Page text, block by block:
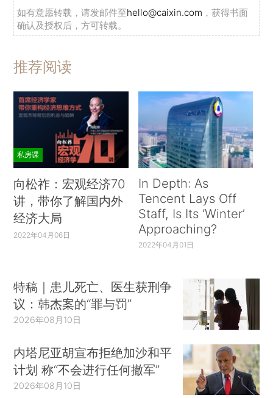
如有意愿转载，请发邮件至hello@caixin.com ，获得书面
确认及授权后，方可转载。
推荐阅读
私房课
向松祚：宏观经济70
讲，带你了解国内外
经济大局
2022年04月06日
In Depth: As
Tencent Lays Off
Staff, Is Its ‘Winter’
Approaching?
2022年04月01日
特稿｜患儿死亡、医生获刑争
议：韩杰案的“罪与罚”
2026年08月10日
内塔尼亚胡宣布拒绝加沙和平
计划 称“不会进行任何撤军”
2026年08月10日